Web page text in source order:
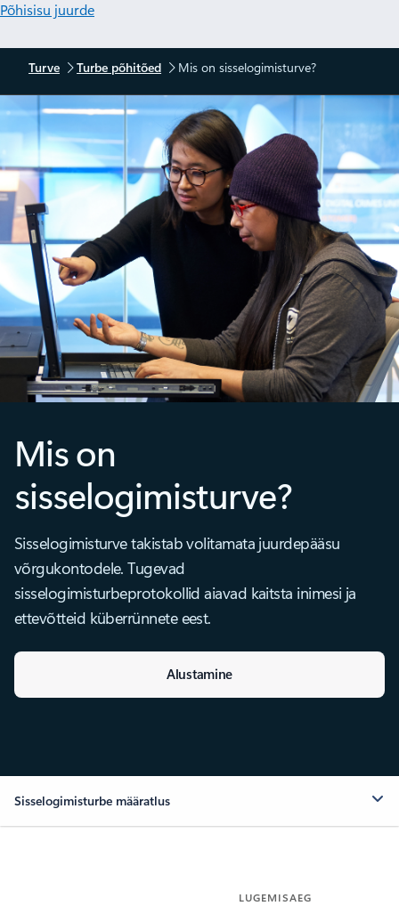
Põhisisu juurde
Turve Turbe põhitõed Mis on sisselogimisturve?
Mis on
sisselogimisturve?
Sisselogimisturve takistab volitamata juurdepääsu
võrgukontodele. Tugevad
sisselogimisturbeprotokollid aiavad kaitsta inimesi ja
ettevõtteid küberrünnete eest.
Alustamine
Sisselogimisturbe määratlus
LUGEMISAEG